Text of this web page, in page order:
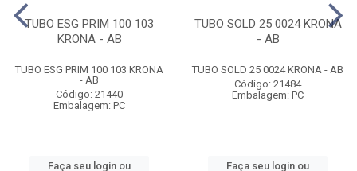
TUBO ESG PRIM 100 103
KRONA - AB
TUBO ESG PRIM 100 103 KRONA
- AB
Código: 21440
Embalagem: PC
Faça seu login ou
TUBO SOLD 25 0024 KRONA
- AB
TUBO SOLD 25 0024 KRONA - AB
Código: 21484
Embalagem: PC
Faça seu login ou